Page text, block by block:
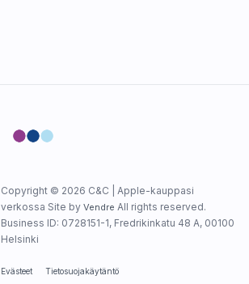
Copyright © 2026 C&C | Apple-kauppasi
verkossa Site by Vendre All rights reserved.
Business ID: 0728151-1, Fredrikinkatu 48 A, 00100
Helsinki
Evästeet Tietosuojakäytäntö